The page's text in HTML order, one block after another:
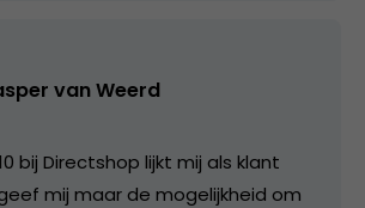
van Weerd
bij Directshop lijkt mij als klant
mij maar de mogelijkheid om